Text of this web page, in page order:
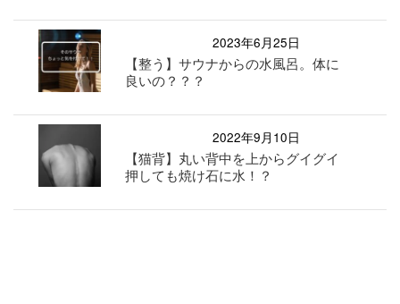
2023年6月25日
【整う】サウナからの水風呂。体に
良いの？？？
2022年9月10日
【猫背】丸い背中を上からグイグイ
押しても焼け石に水！？